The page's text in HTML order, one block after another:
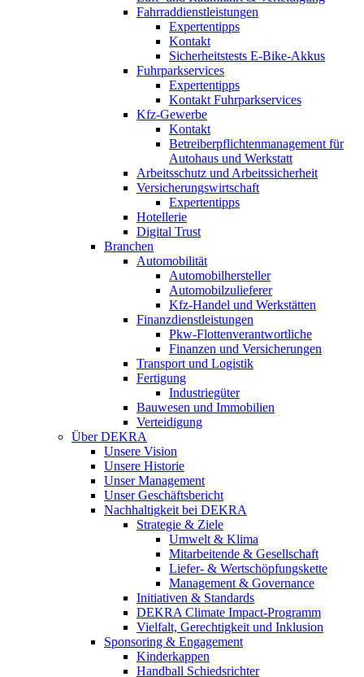
Fahrraddienstleistungen
Expertentipps
Kontakt
Sicherheitstests E-Bike-Akkus
Fuhrparkservices
Expertentipps
Kontakt Fuhrparkservices
Kfz-Gewerbe
Kontakt
Betreiberpflichtenmanagement für
Autohaus und Werkstatt
Arbeitsschutz und Arbeitssicherheit
Versicherungswirtschaft
Expertentipps
Hotellerie
Digital Trust
Branchen
Automobilität
Automobilhersteller
Automobilzulieferer
Kfz-Handel und Werkstätten
Finanzdienstleistungen
Pkw‑Flottenverantwortliche
Finanzen und Versicherungen
Transport und Logistik
Fertigung
Industriegüter
Bauwesen und Immobilien
Verteidigung
Über DEKRA
Unsere Vision
Unsere Historie
Unser Management
Unser Geschäftsbericht
Nachhaltigkeit bei DEKRA
Strategie & Ziele
Umwelt & Klima
Mitarbeitende & Gesellschaft
Liefer- & Wertschöpfungskette
Management & Governance
Initiativen & Standards
DEKRA Climate Impact-Programm
Vielfalt, Gerechtigkeit und Inklusion​
Sponsoring & Engagement
Kinderkappen
Handball Schiedsrichter